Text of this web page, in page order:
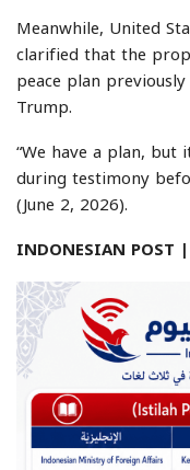
Meanwhile, United
clarified that the
peace plan
Trump.
“We have a plan, but
during testimony
(June 2, 2026).
INDONESIAN POST